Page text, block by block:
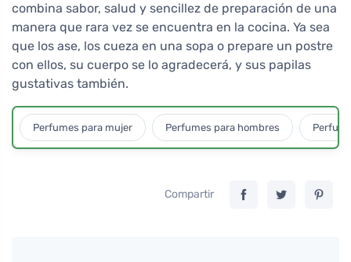
combina sabor, salud y sencillez de preparación de una
manera que rara vez se encuentra en la cocina. Ya sea
que los ase, los cueza en una sopa o prepare un postre
con ellos, su cuerpo se lo agradecerá, y sus papilas
gustativas también.
Perfumes para mujer Perfumes para hombres
Compartir